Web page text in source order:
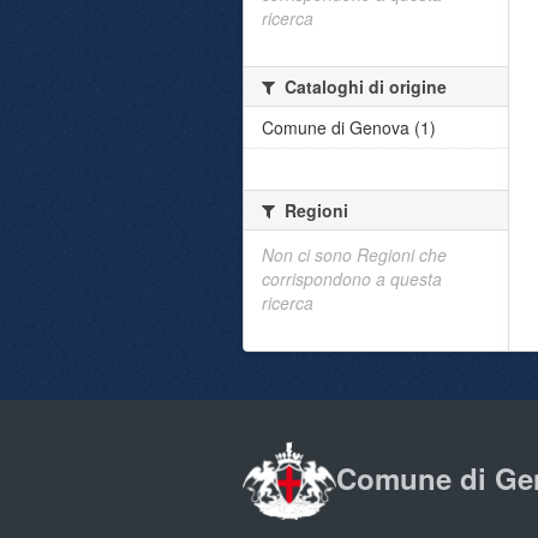
ricerca
Cataloghi di origine
Comune di Genova (1)
Regioni
Non ci sono Regioni che
corrispondono a questa
ricerca
Comune di